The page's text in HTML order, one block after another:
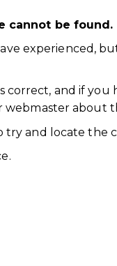
cannot be found.
experienced,
correct, and if
webmaster about
try and locate the